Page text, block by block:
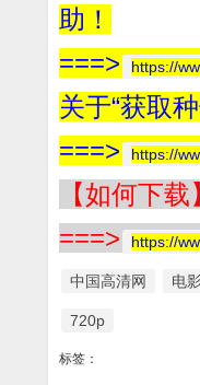
助！
===>
https://
关于“获取
===>
https://
【如何下
===>
https://
中国高清网 电
720p
标签：